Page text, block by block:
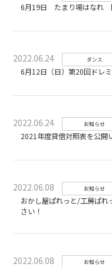
6月19日 たまり場はなれ
2022.06.24 ダンス
6月12日（日）第20回ドレ
2022.06.24 お知らせ
2021年度貸借対照表を公開
2022.06.08 お知らせ
おかし屋ぱれっと/工房ぱ
さい！
2022.06.08 お知らせ